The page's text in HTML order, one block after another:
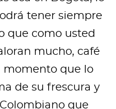
tener siempre
que como usted
mucho, café
momento que lo
de su frescura y
que